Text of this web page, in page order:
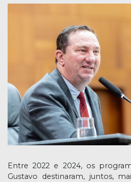
Entre 2022 e 2024, os
Gustavo destinaram, juntos,